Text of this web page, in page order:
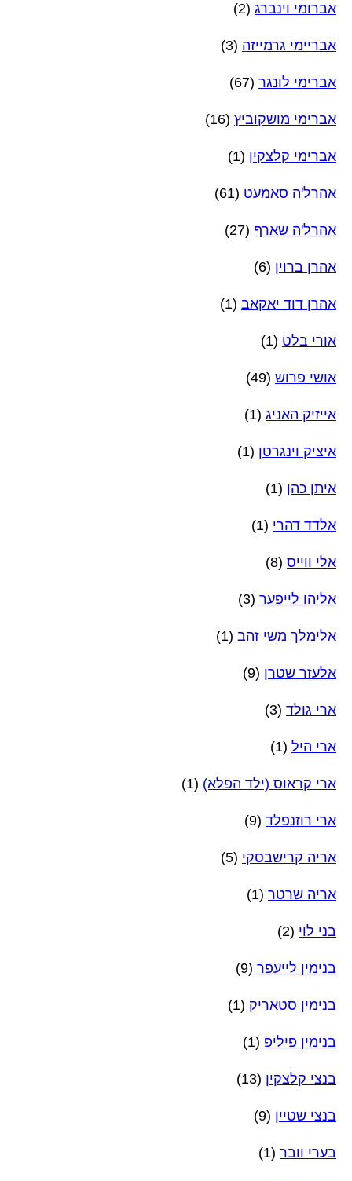
אברומי וינברג (2)
אבריימי גרמייזה (3)
אברימי לונגר (67)
אברימי מושקוביץ (16)
אברימי קלצקין (1)
אהרל'ה סאמעט (61)
אהרל'ה שארף (27)
אהרן ברוין (6)
אהרן דוד יאקאב (1)
אורי בלט (1)
אושי פרוש (49)
אייזיק האניג (1)
איציק וינגרטן (1)
איתן כהן (1)
אלדד דהרי (1)
אלי ווייס (8)
אליהו לייפער (3)
אלימלך משי זהב (1)
אלעזר שטרן (9)
ארי גולד (3)
ארי היל (1)
ארי קראוס (ילד הפלא) (1)
ארי רוזנפלד (9)
אריה קרישבסקי (5)
אריה שרטר (1)
בני לוי (2)
בנימין לייעפר (9)
בנימין סטאריק (1)
בנימין פיליפ (1)
בנצי קלצקין (13)
בנצי שטיין (9)
בערי וובר (1)